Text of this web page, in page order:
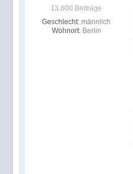
13.600 Beiträge
Geschlecht: männlich
Wohnort: Berlin